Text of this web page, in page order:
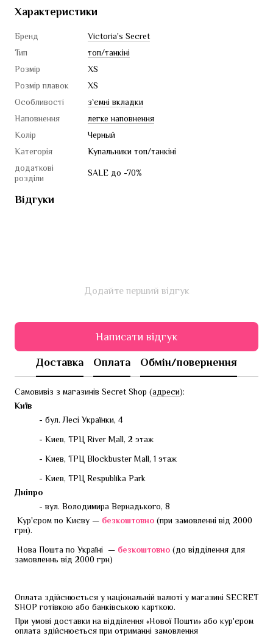
Характеристики
Бренд
Victoria's Secret
Тип
топ/танкіні
Розмір
XS
Розмір плавок
XS
Особливості
з`ємні вкладки
Наповнення
легке наповнення
Колір
Черный
Категорія
Купальники топ/танкіні
додаткові
розділи
SALE до -70%
Відгуки
Додайте перший відгук
Написати відгук
Доставка Оплата Обмін/повернення
Самовивіз з магазинів Secret Shop (адреси):
Київ
- бул. Лесі Українки, 4
- Киев, ТРЦ River Mall, 2 этаж
- Киев, ТРЦ Blockbuster Mall, 1 этаж
- Киев, ТРЦ Respublika Park
Дніпро
- вул. Володимира Вернадького, 8
Кур'єром по Києву — безкоштовно (при замовленні від 2000
грн).
Нова Пошта по Україні  — безкоштовно (до відділення для
замовленнь від 2000 грн)
Оплата здійснюється у національній валюті у магазині SECRET
SHOP готівкою або банківською карткою.
При умові доставки на відділення «Нової Пошти» або кур'єром
оплата здійснюється при отриманні замовлення